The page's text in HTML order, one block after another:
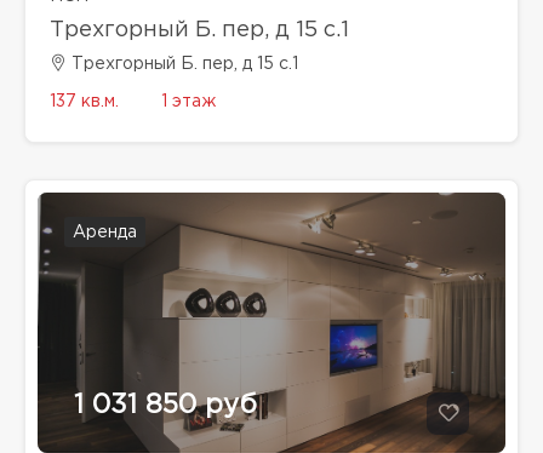
Трехгорный Б. пер, д 15 с.1
Трехгорный Б. пер, д 15 с.1
137 кв.м. 1 этаж
Аренда
1 031 850 руб